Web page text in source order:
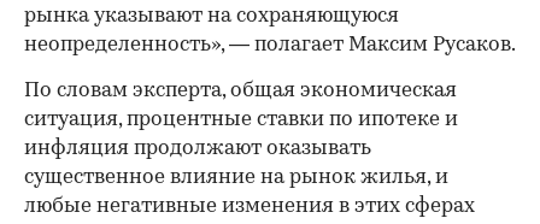
рынка указывают на сохраняющуюся
неопределенность», — полагает Максим Русаков.
По словам эксперта, общая экономическая
ситуация, процентные ставки по ипотеке и
инфляция продолжают оказывать
существенное влияние на рынок жилья, и
любые негативные изменения в этих сферах